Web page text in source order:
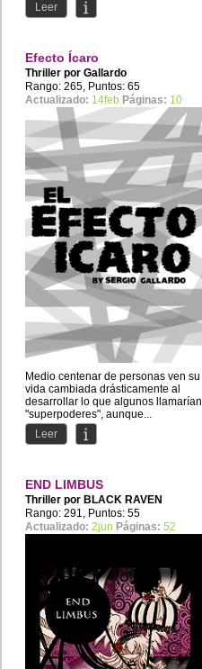
Leer
Efecto Ícaro
Thriller por Gallardo
Rango: 265, Puntos: 65
Actualizado: 14feb Páginas: 10
Medio centenar de personas ven su
vida cambiada drásticamente al
desarrollar lo que algunos llamarían
"superpoderes", aunque...
Leer
END LIMBUS
Thriller por BLACK RAVEN
Rango: 291, Puntos: 55
Actualizado: 2jun Páginas: 52